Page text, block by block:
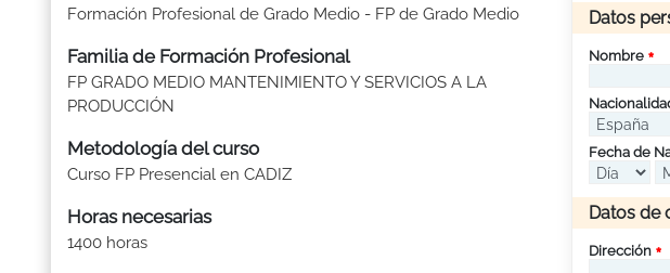
Formación Profesional de Grado Medio - FP de Grado Medio
Familia de Formación Profesional
FP GRADO MEDIO MANTENIMIENTO Y SERVICIOS A LA
PRODUCCIÓN
Metodología del curso
Curso FP Presencial en CADIZ
Horas necesarias
1400 horas
Datos
Nombre
Fecha de
Datos de
Dirección